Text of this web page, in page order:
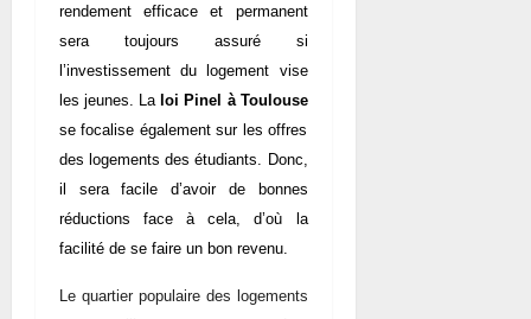
rendement efficace et permanent
sera toujours assuré si
l’investissement du logement vise
les jeunes. Laloi Pinel à Toulouse
se focalise également sur les offres
des logements des étudiants. Donc,
il sera facile d’avoir de bonnes
réductions face à cela, d’où la
facilité de se faire un bon revenu.
Le quartier populaire des logements